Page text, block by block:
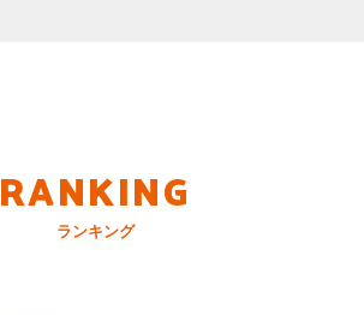
RANKING
ランキング